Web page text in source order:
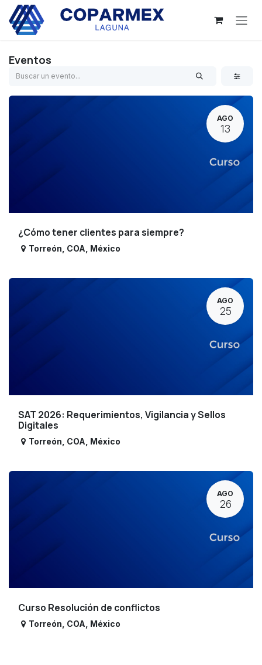
Ir al contenido
Eventos
AGO
13
¿Cómo tener clientes para siempre?
Torreón COA México
AGO
25
SAT 2026: Requerimientos, Vigilancia y Sellos
Digitales
Torreón COA México
AGO
26
Curso Resolución de conflictos
Torreón COA México